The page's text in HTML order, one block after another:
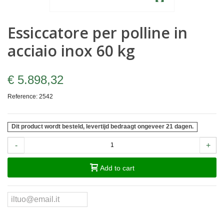
Essiccatore per polline in
acciaio inox 60 kg
€ 5.898,32
Reference: 2542
Dit product wordt besteld, levertijd bedraagt ongeveer 21 dagen.
- +
Add to cart